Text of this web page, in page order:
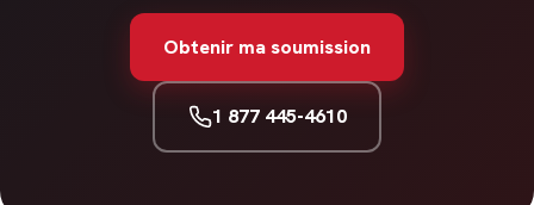
Obtenir ma soumission
1 877 445-4610